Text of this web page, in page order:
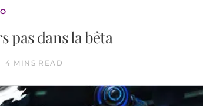
pas dans la bêta
4 MINS READ